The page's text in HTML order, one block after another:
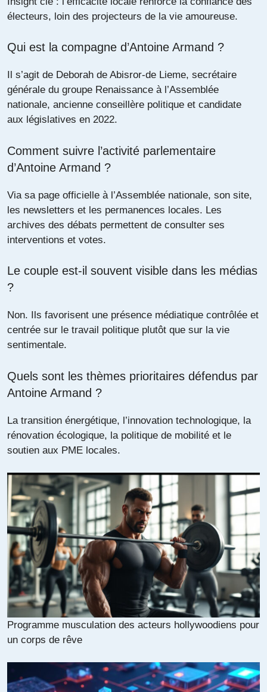
électeurs, loin des projecteurs de la vie amoureuse.
Qui est la compagne d’Antoine Armand ?
Il s’agit de Deborah de Abisror-de Lieme, secrétaire
générale du groupe Renaissance à l’Assemblée
nationale, ancienne conseillère politique et candidate
aux législatives en 2022.
Comment suivre l’activité parlementaire
d’Antoine Armand ?
Via sa page officielle à l’Assemblée nationale, son site,
les newsletters et les permanences locales. Les
archives des débats permettent de consulter ses
interventions et votes.
Le couple est-il souvent visible dans les médias
?
Non. Ils favorisent une présence médiatique contrôlée et
centrée sur le travail politique plutôt que sur la vie
sentimentale.
Quels sont les thèmes prioritaires défendus par
Antoine Armand ?
La transition énergétique, l’innovation technologique, la
rénovation écologique, la politique de mobilité et le
soutien aux PME locales.
Programme musculation des acteurs hollywoodiens pour
un corps de rêve